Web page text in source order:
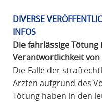
DIVERSE
INFOS
Die fahrlässige
Verantwortlichkeit von
Die Fälle der
Ärzten aufgrund des
Tötung haben in den